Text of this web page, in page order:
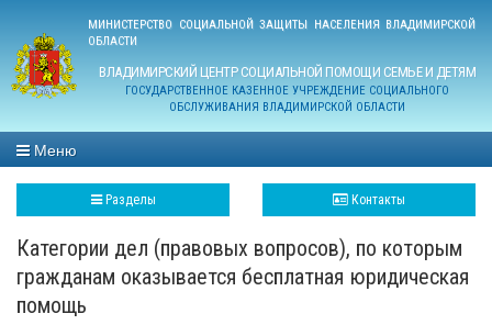
МИНИСТЕРСТВО СОЦИАЛЬНОЙ ЗАЩИТЫ НАСЕЛЕНИЯ ВЛАДИМИРСКОЙ
ОБЛАСТИ
ВЛАДИМИРСКИЙ ЦЕНТР СОЦИАЛЬНОЙ ПОМОЩИ СЕМЬЕ И ДЕТЯМ
ГОСУДАРСТВЕННОЕ КАЗЕННОЕ УЧРЕЖДЕНИЕ СОЦИАЛЬНОГО
ОБСЛУЖИВАНИЯ ВЛАДИМИРСКОЙ ОБЛАСТИ
Меню
Разделы Контакты
Категории дел (правовых вопросов), по которым
гражданам оказывается бесплатная юридическая
помощь